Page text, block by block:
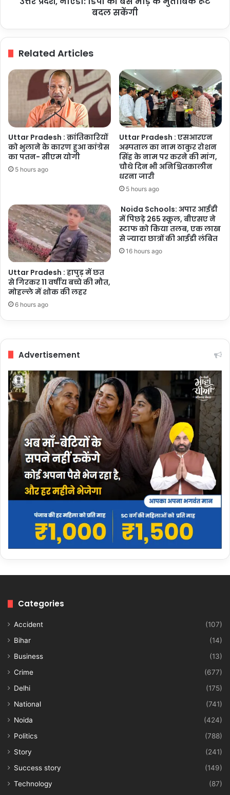
बदल सकेंगी
Related Articles
Uttar Pradesh : क्रांतिकारियों
को भुलाने के कारण हुआ कांग्रेस
का पतन- सीएम योगी
5 hours ago
Uttar Pradesh : एसआरएन
अस्पताल का नाम ठाकुर रोशन
सिंह के नाम पर करने की मांग,
चौथे दिन भी अनिश्चितकालीन
धरना जारी
5 hours ago
Uttar Pradesh : हापुड़ में छत
से गिरकर 11 वर्षीय बच्चे की मौत,
मोहल्ले में शोक की लहर
6 hours ago
Noida Schools: अपार आईडी
में पिछड़े 265 स्कूल, बीएसए ने
स्टाफ को किया तलब, एक लाख
से ज्यादा छात्रों की आईडी लंबित
16 hours ago
Advertisement
Categories
Accident
(107)
Bihar
(14)
Business
(13)
Crime
(677)
Delhi
(175)
National
(741)
Noida
(424)
Politics
(788)
Story
(241)
Success story
(149)
Technology
(87)